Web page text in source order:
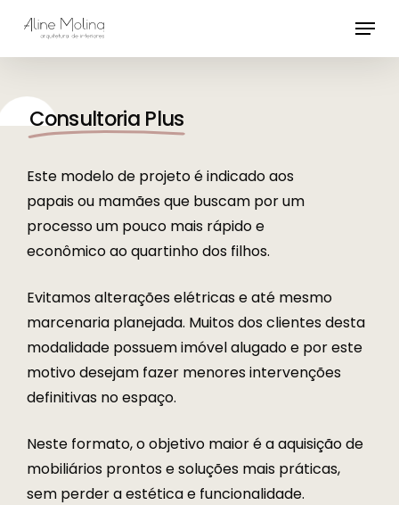
main
Menu
Consultoria Plus
Este modelo de projeto é indicado aos
papais ou mamães que buscam por um
processo um pouco mais rápido e
econômico ao quartinho dos filhos.
Evitamos alterações elétricas e até mesmo
marcenaria planejada. Muitos dos clientes desta
modalidade possuem imóvel alugado e por este
motivo desejam fazer menores intervenções
definitivas no espaço.
Neste formato, o objetivo maior é a aquisição de
mobiliários prontos e soluções mais práticas,
sem perder a estética e funcionalidade.